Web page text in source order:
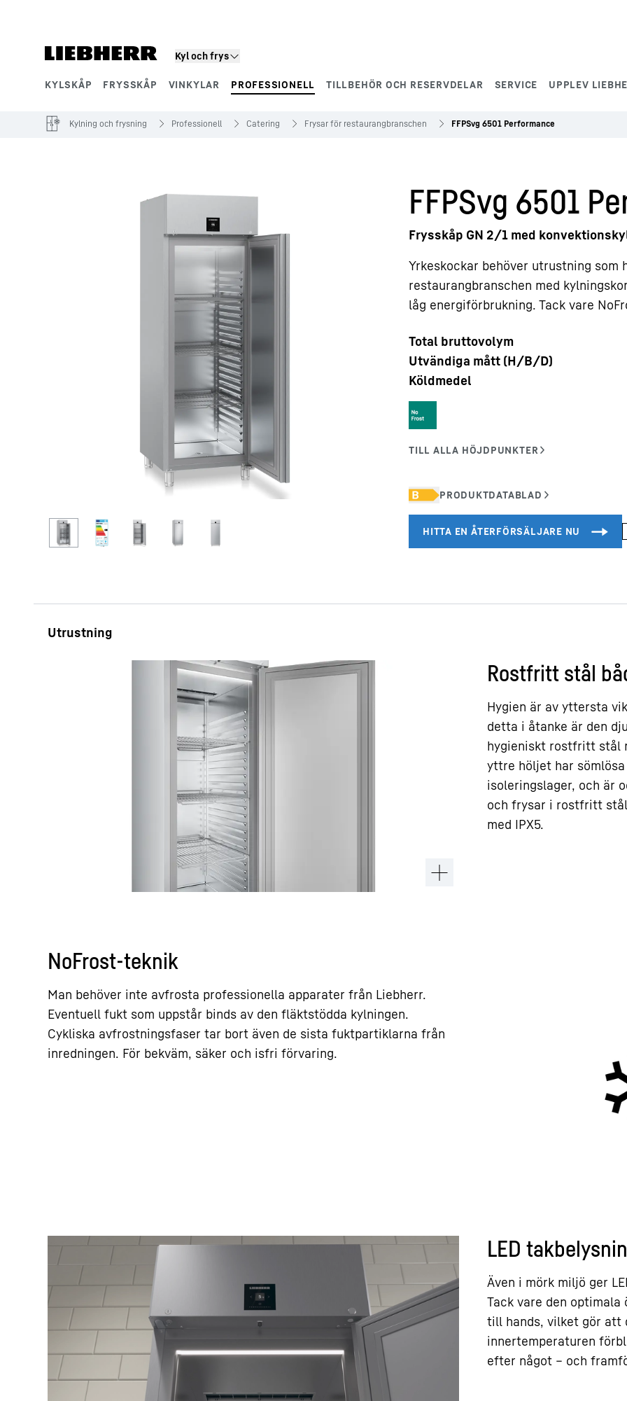
Kyl och frys
KYLSKÅP FRYSSKÅP VINKYLAR PROFESSIONELL TILLBEHÖR OCH RESERVDELAR SERVICE UPPLEV
Kylning och frysning Professionell Catering Frysar för restaurangbranschen FFPSvg 6501 Performance
FFPSvg 6501
Frysskåp GN 2/1 med
Yrkeskockar behöver utrustning
restaurangbranschen med
låg energiförbrukning. Tack vare
Total bruttovolym
Utvändiga mått (H/B/D)
Köldmedel
Rostfritt stål
Hygien är av yttersta
detta i åtanke är den
hygieniskt rostfritt stål
yttre höljet har
isoleringslager, och är
och frysar i rostfritt
med IPX5.
NoFrost-teknik
Man behöver inte avfrosta professionella apparater från Liebherr.
Eventuell fukt som uppstår binds av den fläktstödda kylningen.
Cykliska avfrostningsfaser tar bort även de sista fuktpartiklarna från
inredningen. För bekväm, säker och isfri förvaring.
LED
Även i mörk miljö ger
Tack vare den
till hands, vilket gör att
innertemperaturen
efter något – och